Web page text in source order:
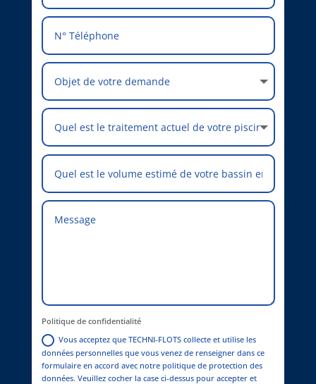
Politique de confidentialité
Vous acceptez que TECHNI-FLOTS collecte et utilise les
données personnelles que vous venez de renseigner dans ce
formulaire en accord avec notre politique de protection des
données. Veuillez cocher la case ci-dessus pour accepter et